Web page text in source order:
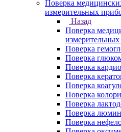
Поверка
измерительных
Назад
Поверка
Поверка
Поверка
Поверка
Поверка
Поверка
Поверка
Поверка
Поверка
Поверка